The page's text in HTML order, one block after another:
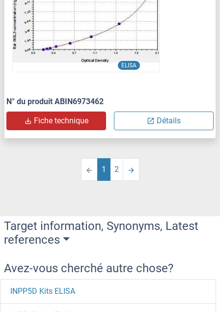
ELISA
N° du produit ABIN6973462
Fiche technique Détails
1 2
Target information, Synonyms, Latest
references
Avez-vous cherché autre chose?
INPP5D Kits ELISA